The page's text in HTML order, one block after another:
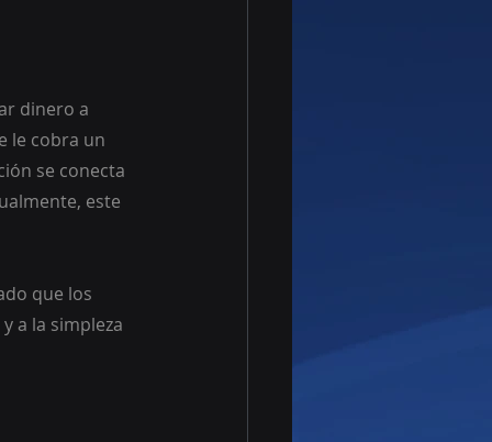
dinero a
le cobra un
se conecta
este
que los
a la simpleza